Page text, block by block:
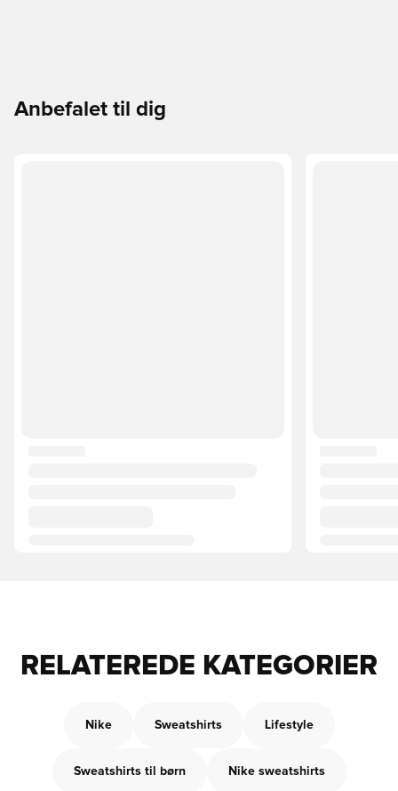
Anbefalet til dig
RELATEREDE KATEGORIER
Nike Sweatshirts Lifestyle
Sweatshirts til børn Nike sweatshirts